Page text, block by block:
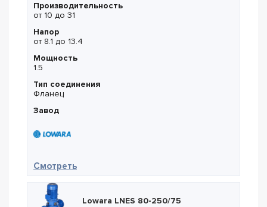
Производительность
от 10 до 31
Напор
от 8.1 до 13.4
Мощность
1.5
Тип соединения
Фланец
Завод
Смотреть— Lowara LNEE 50-200/15
Lowara LNES 80-250/75